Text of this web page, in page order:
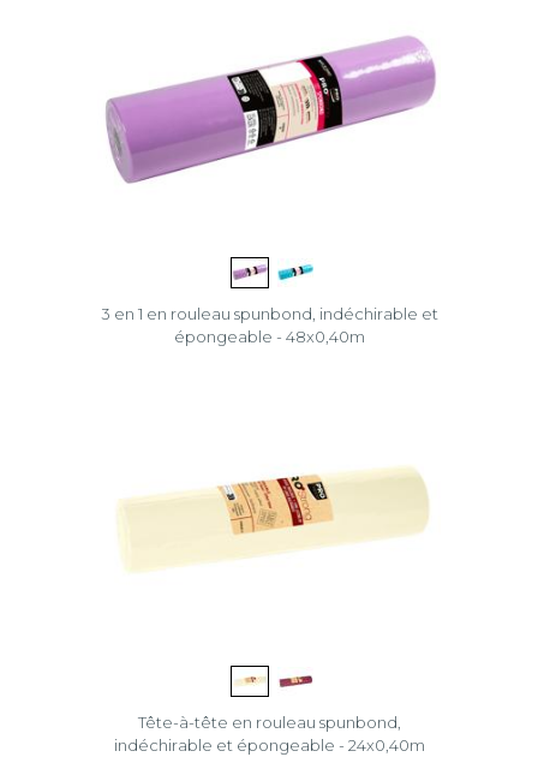
3 en 1 en rouleau spunbond, indéchirable et
épongeable - 48x0,40m
Tête-à-tête en rouleau spunbond,
indéchirable et épongeable - 24x0,40m